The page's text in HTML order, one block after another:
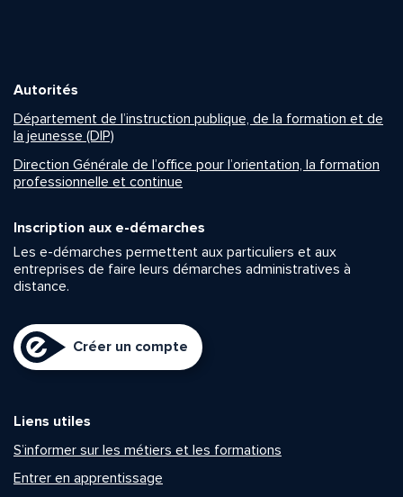
Autorités
Département de l’instruction publique, de la formation et de
la jeunesse (DIP)
Direction Générale de l’office pour l’orientation, la formation
professionnelle et continue
Inscription aux e-démarches
Les e-démarches permettent aux particuliers et aux
entreprises de faire leurs démarches administratives à
distance.
Créer un compte
Liens utiles
S’informer sur les métiers et les formations
Entrer en apprentissage